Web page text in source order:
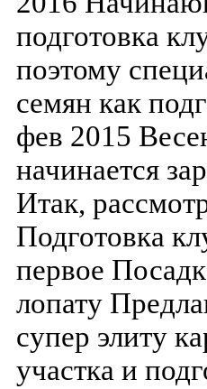
подготовка
поэтому
семян как
фев 2015
начинается
Итак,
Подготовка
первое
лопату
супер элиту
участка и